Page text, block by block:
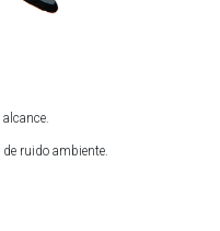
ruido ambiente.